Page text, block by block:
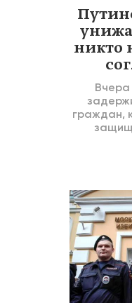
никто
Вчера
граждан,